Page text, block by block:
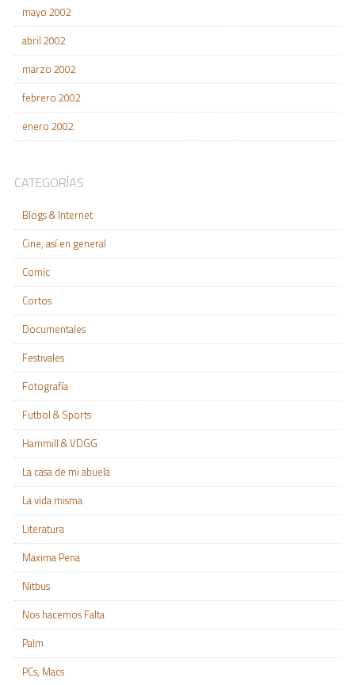
mayo 2002
abril 2002
marzo 2002
febrero 2002
enero 2002
CATEGORÍAS
Blogs & Internet
Cine, así en general
Comic
Cortos
Documentales
Festivales
Fotografía
Futbol & Sports
Hammill & VDGG
La casa de mi abuela
La vida misma
Literatura
Maxima Pena
Nitbus
Nos hacemos Falta
Palm
PCs, Macs